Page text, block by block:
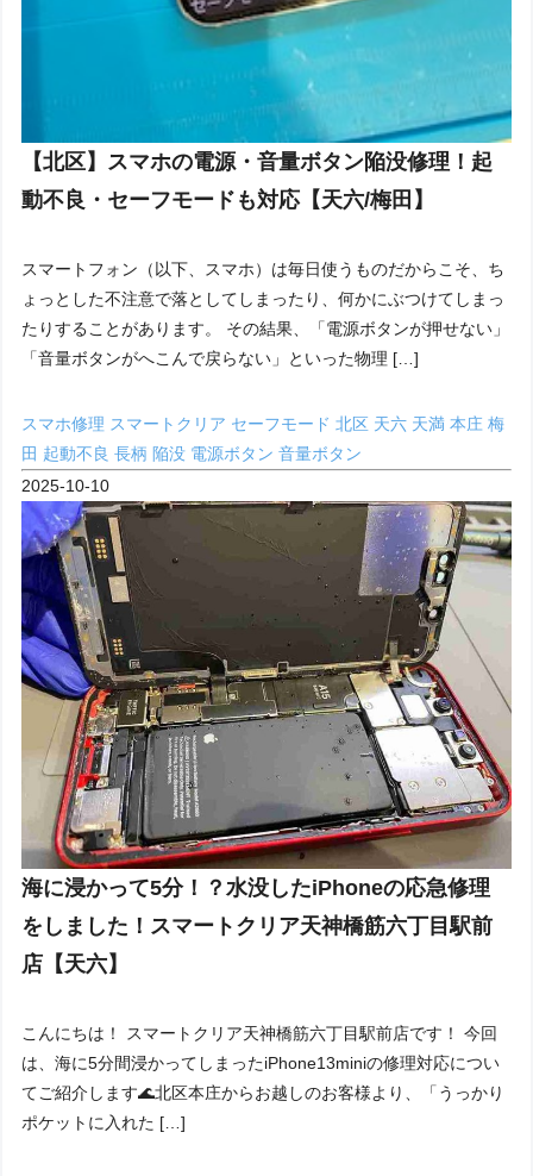
【北区】スマホの電源・音量ボタン陥没修理！起
動不良・セーフモードも対応【天六/梅田】
スマートフォン（以下、スマホ）は毎日使うものだからこそ、ち
ょっとした不注意で落としてしまったり、何かにぶつけてしまっ
たりすることがあります。 その結果、「電源ボタンが押せない」
「音量ボタンがへこんで戻らない」といった物理 […]
スマホ修理 スマートクリア セーフモード北区 天六 天満本庄梅
田 起動不良長柄 陥没 電源ボタン音量ボタン
2025-10-10
海に浸かって5分！？水没したiPhoneの応急修理
をしました！スマートクリア天神橋筋六丁目駅前
店【天六】
こんにちは！ スマートクリア天神橋筋六丁目駅前店です！ 今回
は、海に5分間浸かってしまったiPhone13miniの修理対応につい
てご紹介します🌊北区本庄からお越しのお客様より、「うっかり
ポケットに入れた […]